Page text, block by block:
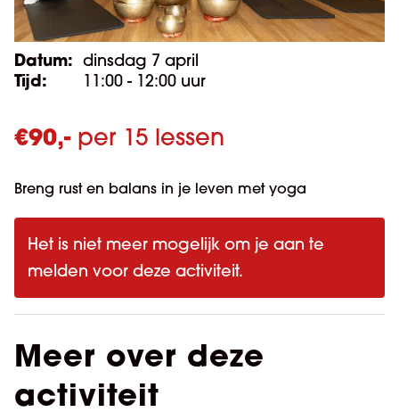
Datum: dinsdag 7 april
Tijd: 11:00 - 12:00 uur
€90,-per 15 lessen
Breng rust en balans in je leven met yoga
Het is niet meer mogelijk om je aan te
melden voor deze activiteit.
Meer over deze
activiteit